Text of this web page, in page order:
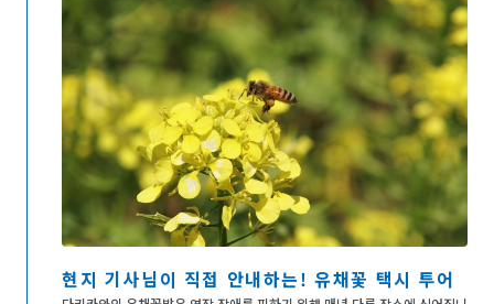
며, 현재는 ‘홋카이도 감동의 순간 100선’에도 선정되어
있습니다. 연작 장애를 방지하기 위해 매년 심는 위치가
바뀌므로, 방문할 때마다 새로운 풍경을 만날 수 있다는
점도 이곳만의 매력입니다.
축제 기간에는 기분 좋은 바람을 느끼며 풍경을 즐길 수
있는 ‘유채꽃 버스’나 ‘유채꽃 택시’가 운행됩니다. 토요
일과 일요일에만 한정 개방되는 특설 행사장에서는 평
소에는 들어갈 수 없는 꽃밭 속으로 직접 들어가, 360도
꽃에 둘러싸이는 환상적인 경험을 할 수 있습니다.
현지 기사님이 직접 안내하는! 유채꽃 택시 투어